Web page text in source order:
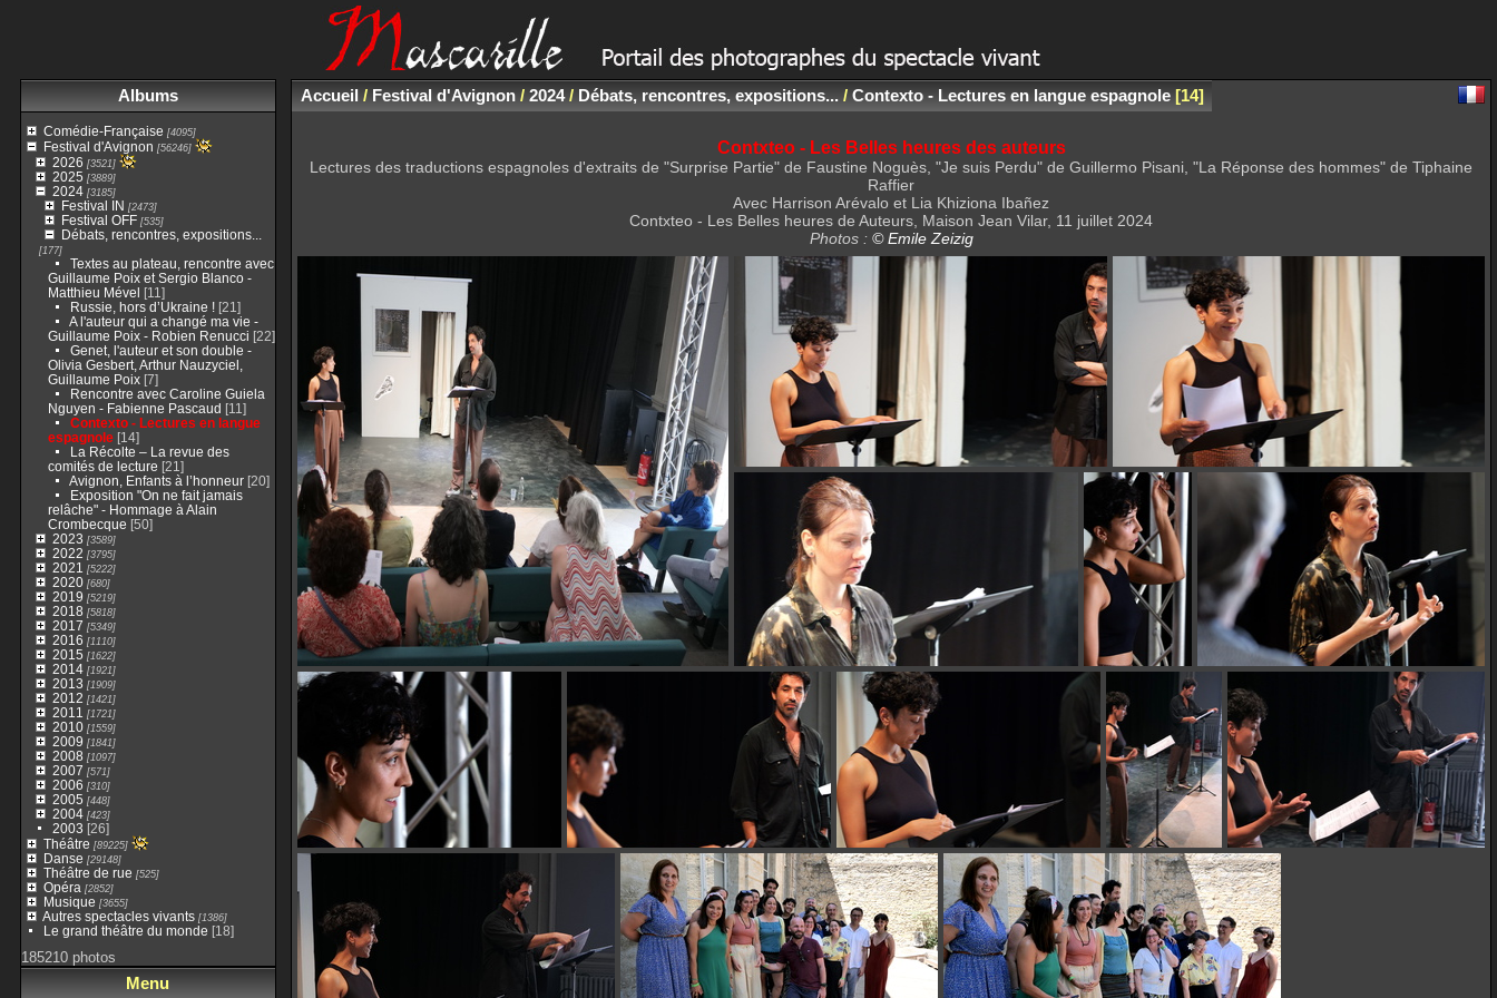
Albums
Comédie-Française [4095]
Festival d'Avignon [56246]
2026 [3521]
2025 [3889]
2024[3185]
Festival IN [2473]
Festival OFF[535]
Débats, rencontres, expositions...
[177]
Textes au plateau, rencontre avec
Guillaume Poix et Sergio Blanco -
Matthieu Mével [11]
Russie, hors d’Ukraine ![21]
A l'auteur qui a changé ma vie -
Guillaume Poix - Robien Renucci [22]
Genet, l'auteur et son double -
Olivia Gesbert, Arthur Nauzyciel,
Guillaume Poix[7]
Rencontre avec Caroline Guiela
Nguyen - Fabienne Pascaud [11]
Contexto - Lectures en langue
espagnole[14]
La Récolte – La revue des
comités de lecture [21]
Avignon, Enfants à l’honneur[20]
Exposition "On ne fait jamais
relâche" - Hommage à Alain
Crombecque [50]
2023 [3589]
2022 [3795]
2021 [5222]
2020[680]
2019 [5219]
2018 [5818]
2017 [5349]
2016 [1110]
2015 [1622]
2014[1921]
2013 [1909]
2012 [1421]
2011 [1721]
2010[1559]
2009 [1841]
2008 [1097]
2007 [571]
2006 [310]
2005 [448]
2004[423]
2003 [26]
Théâtre [89225]
Danse [29148]
Théâtre de rue [525]
Opéra [2852]
Musique [3655]
Autres spectacles vivants[1386]
Le grand théâtre du monde [18]
185210 photos
Menu
Accueil/ Festival d'Avignon/ 2024/ Débats, rencontres, expositions.../ Contexto - Lectures en langue espagnole 14
Contxteo - Les Belles heures des auteurs
Lectures des traductions espagnoles d'extraits de "Surprise Partie" de Faustine Noguès, "Je suis Perdu" de Guillermo Pisani, "La Réponse des hommes" de Tiphaine
Raffier
Avec Harrison Arévalo et Lia Khiziona Ibañez
Contxteo - Les Belles heures de Auteurs, Maison Jean Vilar, 11 juillet 2024
Photos : © Emile Zeizig